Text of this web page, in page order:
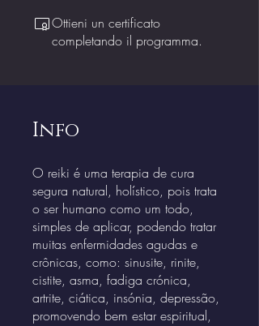
Ottieni un certificato
completando il programma.
Info
O reiki é uma terapia de cura
segura natural, holístico, pois trata
o ser humano como um todo,
simples de aplicar, podendo tratar
muitas enfermidades agudas e
crônicas, como: sinusite, rinite,
cistite, asma, fadiga crónica,
artrite, ciática, insónia, depressão,
promovendo bem estar espiritual,